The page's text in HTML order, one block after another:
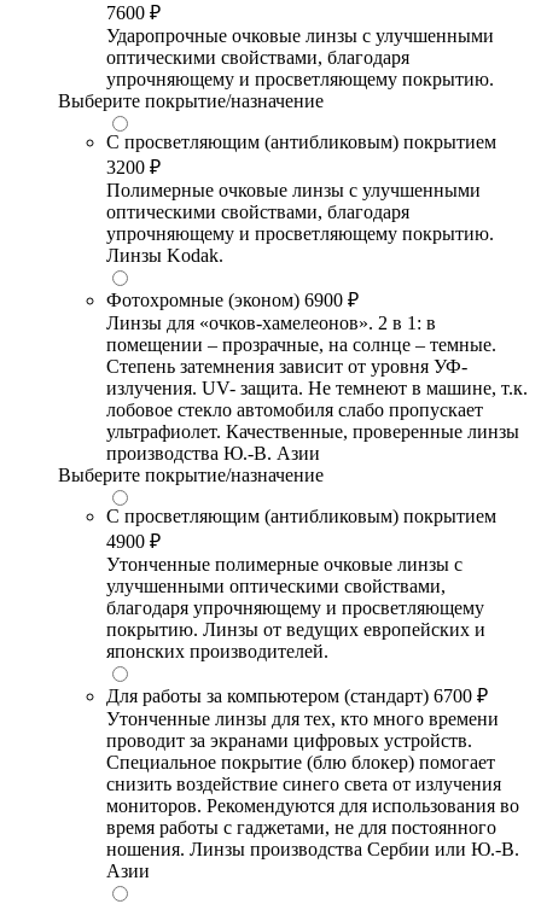
7600 ₽
Ударопрочные очковые линзы с улучшенными
оптическими свойствами, благодаря
упрочняющему и просветляющему покрытию.
Выберите покрытие/назначение
С просветляющим (антибликовым) покрытием
3200 ₽
Полимерные очковые линзы с улучшенными
оптическими свойствами, благодаря
упрочняющему и просветляющему покрытию.
Линзы Kodak.
Фотохромные (эконом) 6900 ₽
Линзы для «очков-хамелеонов». 2 в 1: в
помещении – прозрачные, на солнце – темные.
Степень затемнения зависит от уровня УФ-
излучения. UV- защита. Не темнеют в машине, т.к.
лобовое стекло автомобиля слабо пропускает
ультрафиолет. Качественные, проверенные линзы
производства Ю.-В. Азии
Выберите покрытие/назначение
С просветляющим (антибликовым) покрытием
4900 ₽
Утонченные полимерные очковые линзы с
улучшенными оптическими свойствами,
благодаря упрочняющему и просветляющему
покрытию. Линзы от ведущих европейских и
японских производителей.
Для работы за компьютером (стандарт) 6700 ₽
Утонченные линзы для тех, кто много времени
проводит за экранами цифровых устройств.
Специальное покрытие (блю блокер) помогает
снизить воздействие синего света от излучения
мониторов. Рекомендуются для использования во
время работы с гаджетами, не для постоянного
ношения. Линзы производства Сербии или Ю.-В.
Азии